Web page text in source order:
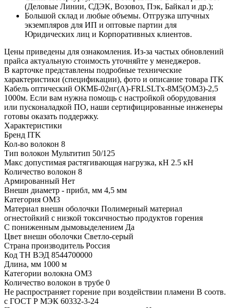
(Деловые Линии, СДЭК, Возовоз, Пэк, Байкал и др.);
Большой склад и любые объемы. Отгрузка штучных
экземпляров для ИП и оптовые партии для
Юридических лиц и Корпоративных клиентов.
Цены приведены для ознакомления. Из‑за частых обновлений
прайса актуальную стоимость уточняйте у менеджеров.
В карточке представлены подробные технические
характеристики (спецификации), фото и описание товара ITK
Кабель оптический ОКМБ-02нг(А)-FRLSLTx-8М5(OM3)-2,5
1000м. Если вам нужна помощь с настройкой оборудования
или пусконаладкой ПО, наши сертифицированные инженеры
готовы оказать поддержку.
Характеристики
Бренд ITK
Кол-во волокон 8
Тип волокон Мультитип 50/125
Макс допустимая растягивающая нагрузка, кН 2.5 кН
Количество волокон 8
Армированный Нет
Внешн диаметр - прибл, мм 4,5 мм
Категория OM3
Материал внешн оболочки Полимерный материал
огнестойкий с низкой токсичностью продуктов горения
С пониженным дымовыделением Да
Цвет внешн оболочки Светло-серый
Страна производитель Россия
Код ТН ВЭД 8544700000
Длина, мм 1000 м
Категории волокна OM3
Количество волокон в трубе 0
Не распространяет горение при воздействии пламени В соотв.
с ГОСТ Р МЭК 60332-3-24